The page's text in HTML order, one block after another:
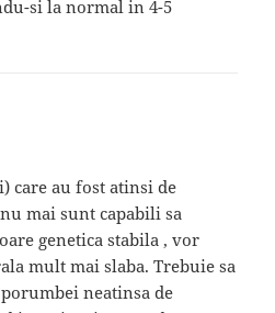
si la normal in 4-5
care au fost atinsi de
mai sunt capabili sa
genetica stabila , vor
mult mai slaba. Trebuie sa
neatinsa de